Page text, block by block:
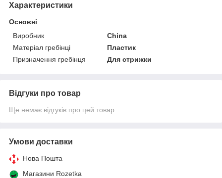
Характеристики
Основні
Виробник
China
Матеріал гребінці
Пластик
Призначення гребінця
Для стрижки
Відгуки про товар
Ще немає відгуків про цей товар
Умови доставки
Нова Пошта
Магазини Rozetka